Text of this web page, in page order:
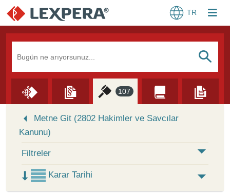
TR
S
107
Metne Git (2802 Hakimler ve Savcılar
Kanunu)
Filtreler
Karar Tarihi